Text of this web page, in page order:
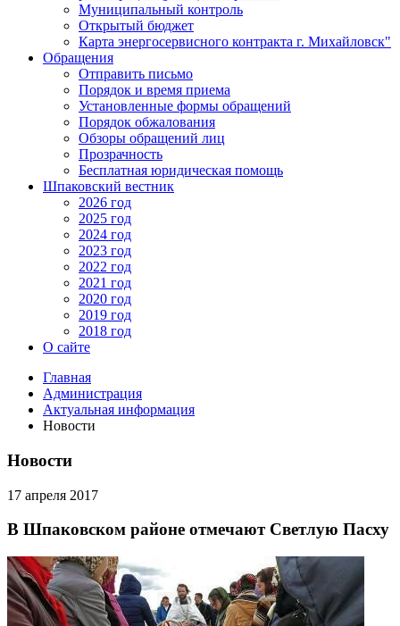
Муниципальный контроль
Открытый бюджет
Карта энергосервисного контракта г. Михайловск"
Обращения
Отправить письмо
Порядок и время приема
Установленные формы обращений
Порядок обжалования
Обзоры обращений лиц
Прозрачность
Бесплатная юридическая помощь
Шпаковский вестник
2026 год
2025 год
2024 год
2023 год
2022 год
2021 год
2020 год
2019 год
2018 год
О сайте
Главная
Администрация
Актуальная информация
Новости
Новости
17 апреля 2017
В Шпаковском районе отмечают Светлую Пасху